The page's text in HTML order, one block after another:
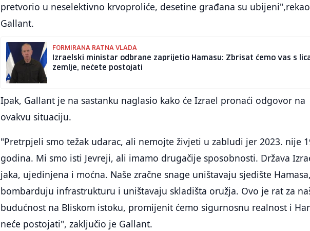
pretvorio u neselektivno krvoproliće, desetine građana su
Gallant.
FORMIRANA RATNA VLADA
Izraelski ministar odbrane zaprijetio Hamasu: Zbrisat ćemo vas s
zemlje, nećete postojati
Ipak, Gallant je na sastanku naglasio kako će Izrael pronaći odgovor na
ovakvu situaciju.
"Pretrpjeli smo težak udarac, ali nemojte živjeti u zabludi jer 2023. nije
godina. Mi smo isti Jevreji, ali imamo drugačije sposobnosti. Država
jaka, ujedinjena i moćna. Naše zračne snage uništavaju sjedište Hamasa,
bombarduju infrastrukturu i uništavaju skladišta oružja. Ovo je rat za
budućnost na Bliskom istoku, promijenit ćemo sigurnosnu realnost i
neće postojati", zaključio je Gallant.